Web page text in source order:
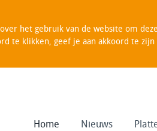
het gebruik van de website om
te klikken, geef je aan akkoord te
Home Nieuws